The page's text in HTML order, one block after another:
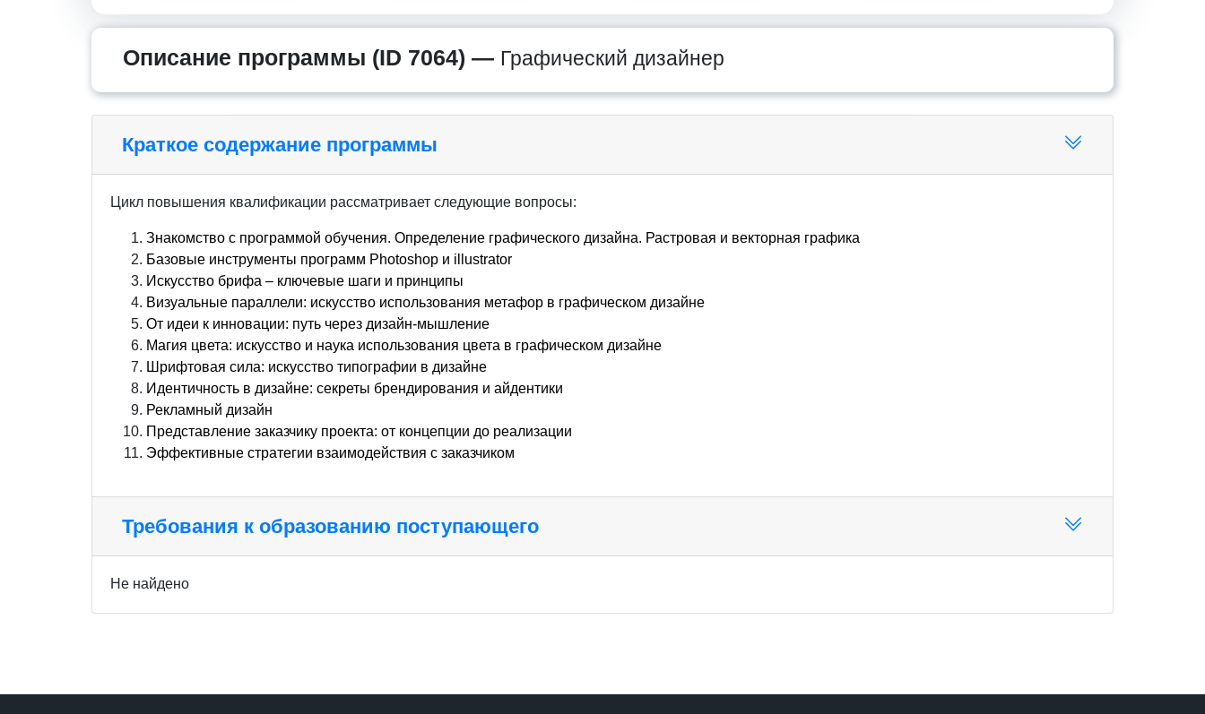
Описание программы (ID 7064) — Графический дизайнер
Краткое содержание программы
Цикл повышения квалификации рассматривает следующие вопросы:
Знакомство с программой обучения. Определение графического дизайна. Растровая и векторная графика
Базовые инструменты программ Photoshop и illustrator
Искусство брифа – ключевые шаги и принципы
Визуальные параллели: искусство использования метафор в графическом дизайне
От идеи к инновации: путь через дизайн-мышление
Магия цвета: искусство и наука использования цвета в графическом дизайне
Шрифтовая сила: искусство типографии в дизайне
Идентичность в дизайне: секреты брендирования и айдентики
Рекламный дизайн
Представление заказчику проекта: от концепции до реализации
Эффективные стратегии взаимодействия с заказчиком
Требования к образованию поступающего
Не найдено